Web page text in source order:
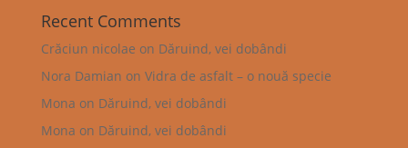
Recent Comments
Crăciun nicolae on Dăruind, vei dobândi
Nora Damian on Vidra de asfalt – o nouă specie
Mona on Dăruind, vei dobândi
Mona on Dăruind, vei dobândi